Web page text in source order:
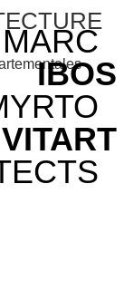
IBOS
VITART